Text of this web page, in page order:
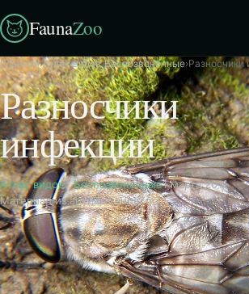
FaunaZoo
Главная›Атлас видов›Беспозвоночные›Разносчики
Разносчики
инфекции
Атлас видов·Беспозвоночные1 марта 2011
Материал из архива FaunaZoo